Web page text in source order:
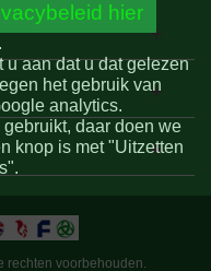
hier
u aan dat u dat gelezen
het gebruik van
analytics.
daar doen we
knop is met "Uitzetten
rechten voorbehouden.